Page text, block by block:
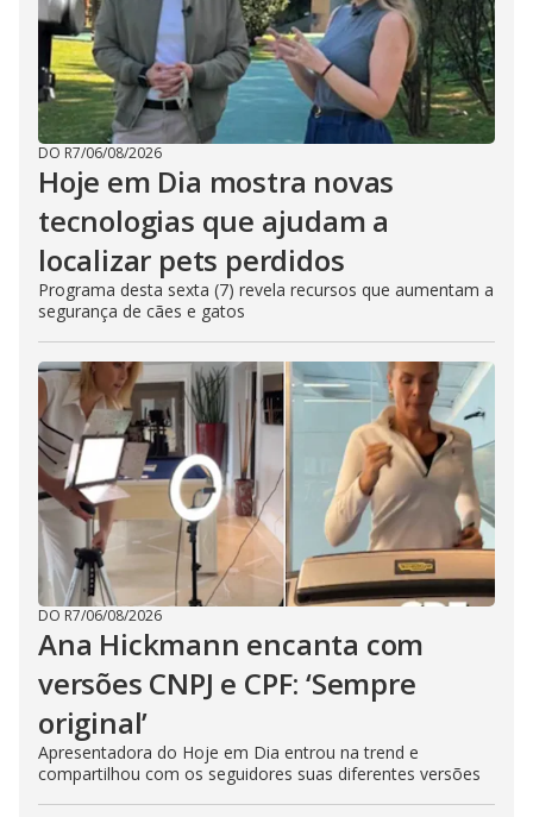
DO R7/06/08/2026
Hoje em Dia mostra novas
tecnologias que ajudam a
localizar pets perdidos
Programa desta sexta (7) revela recursos que aumentam a
segurança de cães e gatos
DO R7/06/08/2026
Ana Hickmann encanta com
versões CNPJ e CPF: ‘Sempre
original’
Apresentadora do Hoje em Dia entrou na trend e
compartilhou com os seguidores suas diferentes versões